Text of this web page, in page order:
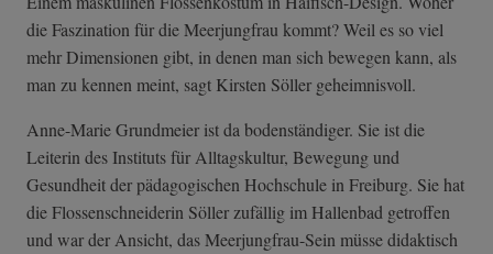
die Faszination für die Meerjungfrau kommt? Weil es so viel
mehr Dimensionen gibt, in denen man sich bewegen kann, als
man zu kennen meint, sagt Kirsten Söller geheimnisvoll.
Anne-Marie Grundmeier ist da bodenständiger. Sie ist die
Leiterin des Instituts für Alltagskultur, Bewegung und
Gesundheit der pädagogischen Hochschule in Freiburg. Sie hat
die Flossenschneiderin Söller zufällig im Hallenbad getroffen
und war der Ansicht, das Meerjungfrau-Sein müsse didaktisch